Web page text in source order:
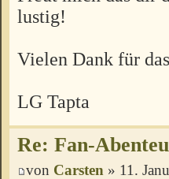
lustig!
Vielen Dank für
LG Tapta
Re: Fan-
von Carsten » 11.